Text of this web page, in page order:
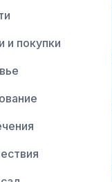
и покупки